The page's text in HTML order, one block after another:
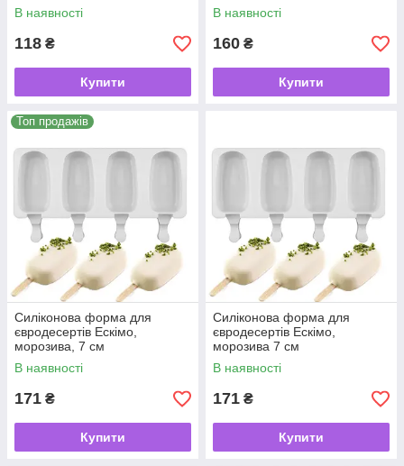
В наявності
118 ₴
Купити
В наявності
160 ₴
Купити
Топ продажів
Силіконова форма для
євродесертів Ескімо,
морозива, 7 см
В наявності
171 ₴
Купити
Силіконова форма для
євродесертів Ескімо,
морозива 7 см
В наявності
171 ₴
Купити